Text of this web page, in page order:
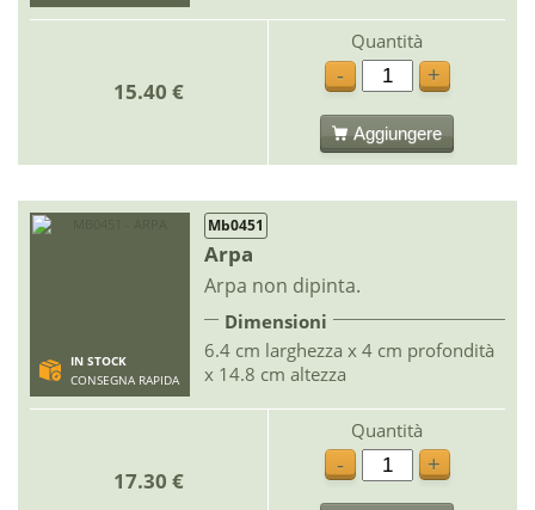
15.40 €
Quantità
-
+
Aggiungere
IN STOCK
CONSEGNA RAPIDA
Mb0451
Arpa
Arpa non dipinta.
Dimensioni
6.4 cm larghezza x 4 cm profondità
x 14.8 cm altezza
17.30 €
Quantità
-
+